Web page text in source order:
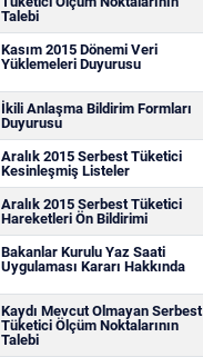
Talebi
Kasım 2015 Dönemi Veri
Yüklemeleri Duyurusu
İkili Anlaşma Bildirim Formları
Duyurusu
Aralık 2015 Serbest Tüketici
Kesinleşmiş Listeler
Aralık 2015 Serbest Tüketici
Hareketleri Ön Bildirimi
Bakanlar Kurulu Yaz Saati
Uygulaması Kararı Hakkında
Kaydı Mevcut Olmayan Serbest
Tüketici Ölçüm Noktalarının
Talebi